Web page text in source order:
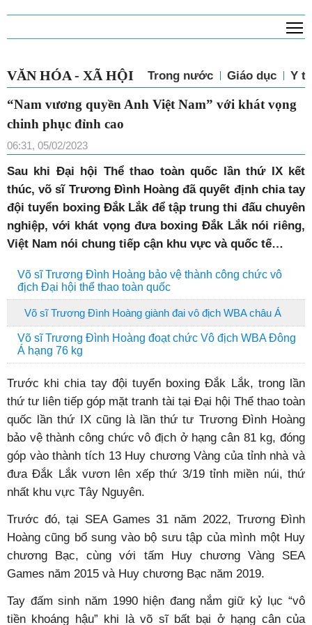
VĂN HÓA - XÃ HỘI Trong nước Giáo dục Y tế
“Nam vương quyền Anh Việt Nam” với khát vọng
chinh phục đỉnh cao
06:31, 05/02/2023
Sau khi Đại hội Thể thao toàn quốc lần thứ IX kết
thúc, võ sĩ Trương Đình Hoàng đã quyết định chia tay
đội tuyển boxing Đắk Lắk để tập trung thi đấu chuyên
nghiệp, với khát vọng đưa boxing Đắk Lắk nói riêng,
Việt Nam nói chung tiếp cận khu vực và quốc tế…
Võ sĩ Trương Đình Hoàng bảo vệ thành công chức vô
địch Đại hội thể thao toàn quốc
Võ sĩ Trương Đình Hoàng giành đai vô địch WBA châu Á
Võ sĩ Trương Đình Hoàng đoạt chức Vô địch WBA Đông
Á hạng 76 kg
Trước khi chia tay đội tuyển boxing Đắk Lắk, trong lần
thứ tư liên tiếp góp mặt tranh tài tại Đại hội Thể thao toàn
quốc lần thứ IX cũng là lần thứ tư Trương Đình Hoàng
bảo vệ thành công chức vô địch ở hạng cân 81 kg, đóng
góp vào thành tích 13 Huy chương Vàng của tỉnh nhà và
đưa Đắk Lắk vươn lên xếp thứ 3/19 tỉnh miền núi, thứ
nhất khu vực Tây Nguyên.
Trước đó, tại SEA Games 31 năm 2022, Trương Đình
Hoàng cũng bổ sung vào bộ sưu tập của mình một Huy
chương Bạc, cùng với tấm Huy chương Vàng SEA
Games năm 2015 và Huy chương Bạc năm 2019.
Tay đấm sinh năm 1990 hiện đang nắm giữ kỷ lục “vô
tiền khoáng hậu” khi là võ sĩ bất bại ở hạng cân của